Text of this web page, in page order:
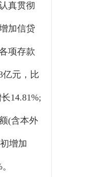
真贯彻
加信贷
项存款
亿元，比
14.81%;
(含本外
增加